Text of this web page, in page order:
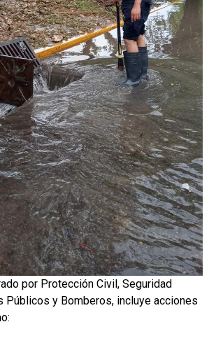
por Protección Civil, Seguridad
Públicos y Bomberos, incluye acciones